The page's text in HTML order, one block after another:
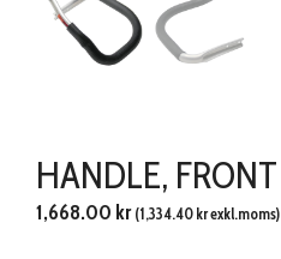
HANDLE, FRONT
1,668.00 kr (1,334.40 krexkl.moms)